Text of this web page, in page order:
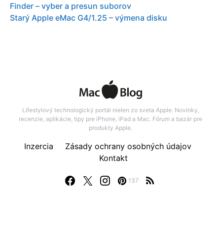
Finder – vyber a presun suborov
Starý Apple eMac G4/1.25 – výmena disku
Lifestylový technologický portál nielen zo sveta Apple. Novinky,
recenzie, aplikácie, tipy pre iPhone, iPad a Mac. Fórum a bazár pre
produkty Apple.
137
Inzercia
Zásady ochrany osobných údajov
Kontakt